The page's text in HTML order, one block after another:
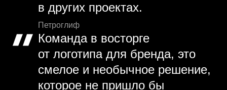
в других проектах.
Петроглиф
Команда в восторге
от логотипа для бренда, это
смелое и необычное решение,
которое не пришло бы